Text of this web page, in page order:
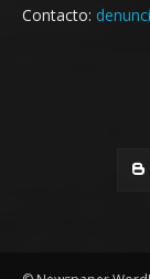
Contacto: